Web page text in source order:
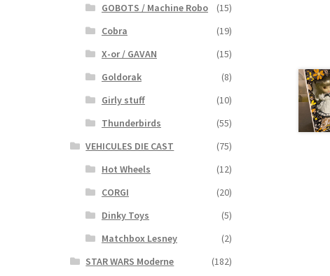
GOBOTS / Machine Robo
(15)
Cobra
(19)
X-or / GAVAN
(15)
Goldorak
(8)
Girly stuff
(10)
Thunderbirds
(55)
VEHICULES DIE CAST
(75)
Hot Wheels
(12)
CORGI
(20)
Dinky Toys
(5)
Matchbox Lesney
(2)
STAR WARS Moderne
(182)